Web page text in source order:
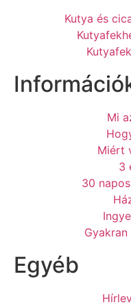
Kutya és
Mi
Miért
3
30
Egyéb